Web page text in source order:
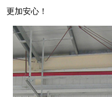
更加安心！